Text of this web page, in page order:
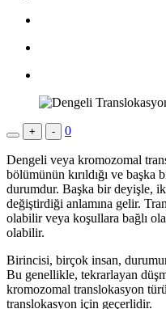
+ - 0
Dengeli veya kromozomal
bölümünün kırıldığı ve başka
durumdur. Başka bir deyişle,
değiştirdiği anlamına gelir.
olabilir veya koşullara bağlı
olabilir.
Birincisi, birçok insan,
Bu genellikle, tekrarlayan
kromozomal translokasyon
translokasyon için geçerlidir.